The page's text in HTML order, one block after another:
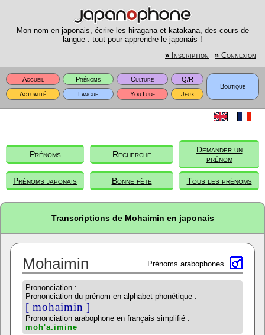
Mon nom en japonais, écrire les hiragana et katakana, des cours de
langue : tout pour apprendre le japonais !
» Inscription » Connexion
Accueil Prénoms Culture
Q/R
Boutique
Actualité
Langue YouTube Jeux
Prénoms Recherche
Demander un
prénom
Prénoms japonais Bonne fête Tous les prénoms
Transcriptions de Mohaimin en japonais
Mohaimin Prénoms arabophones
Prononciation :
Prononciation du prénom en alphabet phonétique :
[ mohaimin ]
Prononciation arabophone en français simplifié :
moh'a.imine